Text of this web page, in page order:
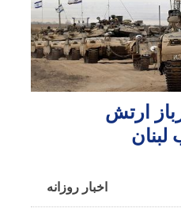
۲ سرباز ارتش
اخبار روزانه